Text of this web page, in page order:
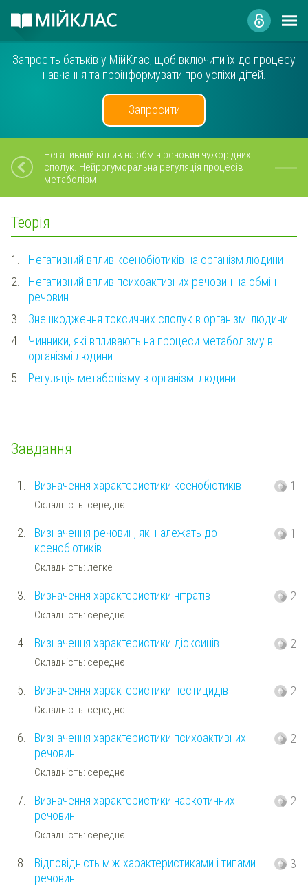
Запросіть батьків у МійКлас, щоб включити їх до процесу
навчання та проінформувати про успіхи дітей.
Запросити
Негативний вплив на обмін речовин чужорідних
сполук. Нейрогуморальна регуляція процесів
метаболізм
Теорія
1.
Негативний вплив ксенобіотиків на організм людини
2.
Негативний вплив психоактивних речовин на обмін
речовин
3.
Знешкодження токсичних сполук в організмі людини
4.
Чинники, які впливають на процеси метаболізму в
організмі людини
5.
Регуляція метаболізму в організмі людини
Завдання
1. Визначення характеристики ксенобіотиків
Складність: середнє
1
2.
Визначення речовин, які належать до
ксенобіотиків
Складність: легке
1
3. Визначення характеристики нітратів
Складність: середнє
2
4. Визначення характеристики діоксинів
Складність: середнє
2
5. Визначення характеристики пестицидів
Складність: середнє
2
6.
Визначення характеристики психоактивних
речовин
Складність: середнє
2
7.
Визначення характеристики наркотичних
речовин
Складність: середнє
2
8.
Відповідність між характеристиками і типами
речовин
3